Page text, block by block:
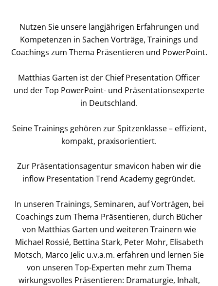
Nutzen Sie unsere langjährigen Erfahrungen und
Kompetenzen in Sachen Vorträge, Trainings und
Coachings zum Thema Präsentieren und PowerPoint.
Matthias Garten ist der Chief Presentation Officer
und der Top PowerPoint- und Präsentationsexperte
in Deutschland.
Seine Trainings gehören zur Spitzenklasse – effizient,
kompakt, praxisorientiert.
Zur Präsentationsagentur smavicon haben wir die
inflow Presentation Trend Academy gegründet.
In unseren Trainings, Seminaren, auf Vorträgen, bei
Coachings zum Thema Präsentieren, durch Bücher
von Matthias Garten und weiteren Trainern wie
Michael Rossié, Bettina Stark, Peter Mohr, Elisabeth
Motsch, Marco Jelic u.v.a.m. erfahren und lernen Sie
von unseren Top-Experten mehr zum Thema
wirkungsvolles Präsentieren: Dramaturgie, Inhalt,